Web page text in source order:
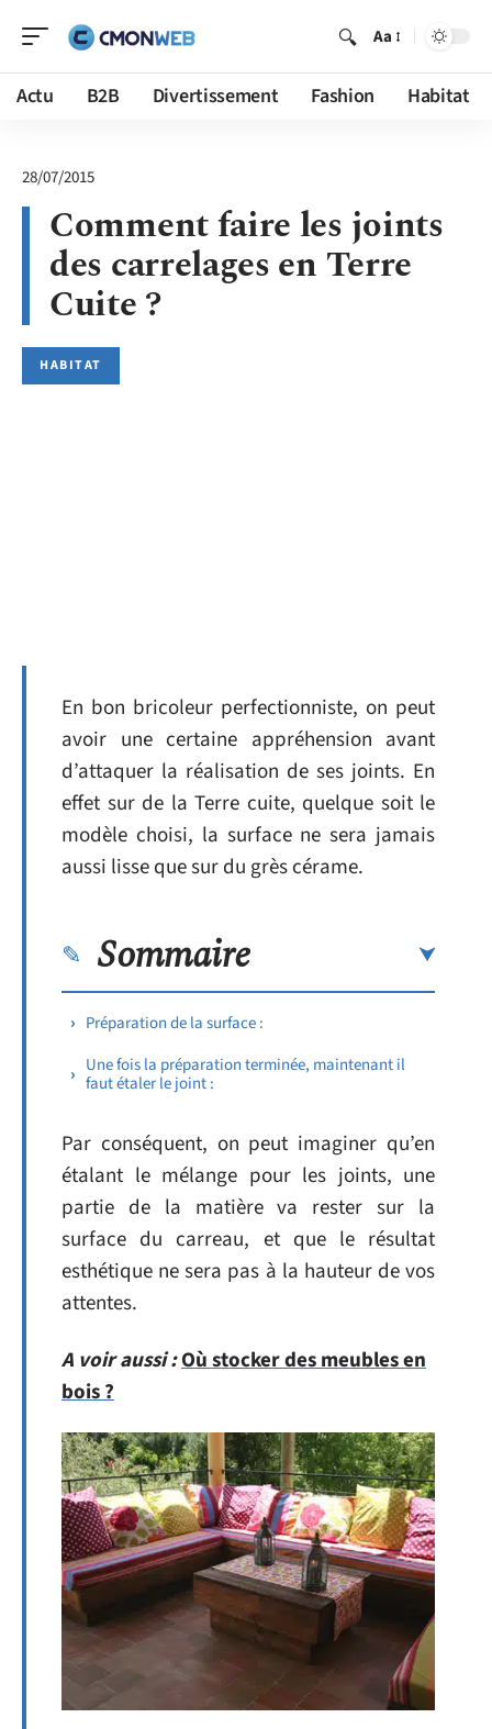
Aa
Actu B2B Divertissement Fashion Habitat
28/07/2015
Comment faire les joints
des carrelages en Terre
Cuite ?
HABITAT
En bon bricoleur perfectionniste, on peut
avoir une certaine appréhension avant
d’attaquer la réalisation de ses joints. En
effet sur de la Terre cuite, quelque soit le
modèle choisi, la surface ne sera jamais
aussi lisse que sur du grès cérame.
Sommaire
Préparation de la surface :
Une fois la préparation terminée, maintenant il
faut étaler le joint :
Par conséquent, on peut imaginer qu’en
étalant le mélange pour les joints, une
partie de la matière va rester sur la
surface du carreau, et que le résultat
esthétique ne sera pas à la hauteur de vos
attentes.
A voir aussi :Où stocker des meubles en
bois ?